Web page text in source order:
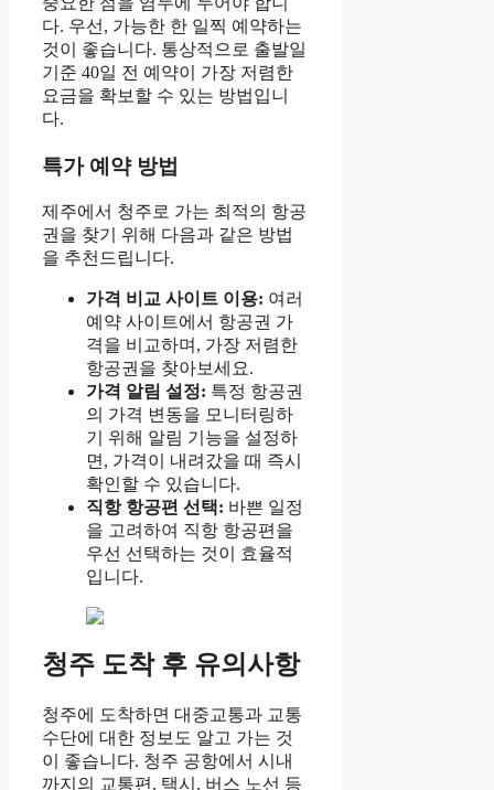
다. 우선, 가능한 한 일찍 예약하는
것이 좋습니다. 통상적으로 출발일
기준 40일 전 예약이 가장 저렴한
요금을 확보할 수 있는 방법입니
다.
특가 예약 방법
제주에서 청주로 가는 최적의 항공
권을 찾기 위해 다음과 같은 방법
을 추천드립니다.
가격 비교 사이트 이용: 여러
예약 사이트에서 항공권 가
격을 비교하며, 가장 저렴한
항공권을 찾아보세요.
가격 알림 설정: 특정 항공권
의 가격 변동을 모니터링하
기 위해 알림 기능을 설정하
면, 가격이 내려갔을 때 즉시
확인할 수 있습니다.
직항 항공편 선택: 바쁜 일정
을 고려하여 직항 항공편을
우선 선택하는 것이 효율적
입니다.
청주 도착 후 유의사항
청주에 도착하면 대중교통과 교통
수단에 대한 정보도 알고 가는 것
이 좋습니다. 청주 공항에서 시내
까지의 교통편, 택시, 버스 노선 등